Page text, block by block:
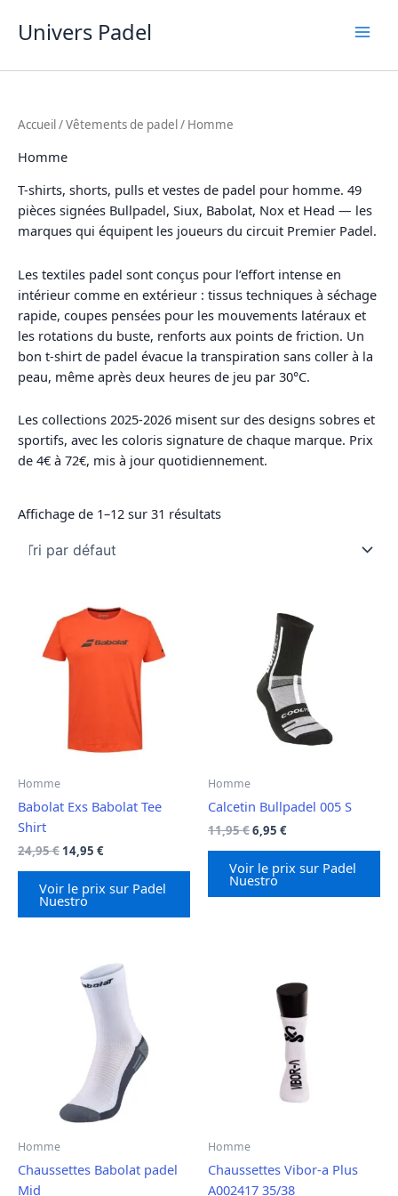
Univers Padel
Accueil /Vêtements de padel / Homme
Homme
T-shirts, shorts, pulls et vestes de padel pour homme. 49
pièces signées Bullpadel, Siux, Babolat, Nox et Head — les
marques qui équipent les joueurs du circuit Premier Padel.
Les textiles padel sont conçus pour l’effort intense en
intérieur comme en extérieur : tissus techniques à séchage
rapide, coupes pensées pour les mouvements latéraux et
les rotations du buste, renforts aux points de friction. Un
bon t-shirt de padel évacue la transpiration sans coller à la
peau, même après deux heures de jeu par 30°C.
Les collections 2025-2026 misent sur des designs sobres et
sportifs, avec les coloris signature de chaque marque. Prix
de 4€ à 72€, mis à jour quotidiennement.
Affichage de 1–12 sur 31 résultats
Homme
Babolat Exs Babolat Tee
Shirt
24,95€ Le
initial
était :
24,95 €.
14,95 €Le
est :
Voir le prix sur Padel
Nuestro
Homme
Calcetin Bullpadel 005 S
11,95€Le
initial
était :
11,95 €.
6,95 €Le
actuel
est :
Voir le prix sur Padel
Nuestro
Homme
Chaussettes Babolat padel
Mid
Homme
Chaussettes Vibor-a Plus
A002417 35/38